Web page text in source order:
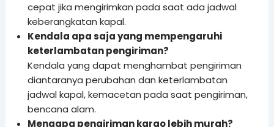
cepat jika mengirimkan pada saat ada jadwal
keberangkatan kapal.
Kendala apa saja yang mempengaruhi
keterlambatan pengiriman?
Kendala yang dapat menghambat pengiriman
diantaranya perubahan dan keterlambatan
jadwal kapal, kemacetan pada saat pengiriman,
bencana alam.
Mengapa pengiriman kargo lebih murah?